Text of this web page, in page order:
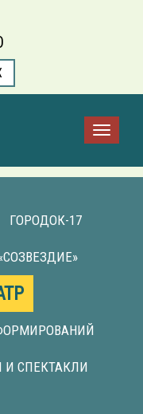
ГОРОДОК-17
И СПЕКТАКЛИ